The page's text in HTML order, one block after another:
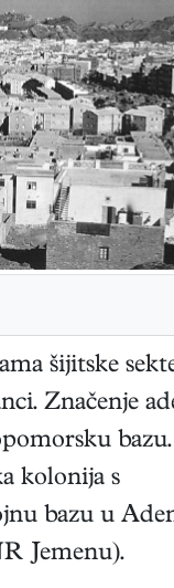
šijitske
Značenje
kolonija s
bazu u
Jemenu).